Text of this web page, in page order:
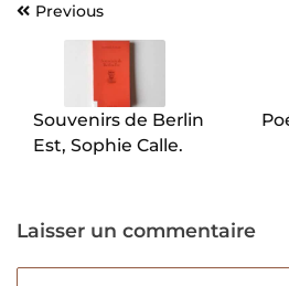
Navigation
l’article
Previous
Souvenirs de Berlin
Est, Sophie Calle.
Laisser un commentaire